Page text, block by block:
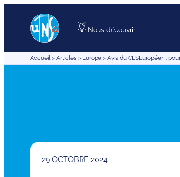
contenu
Nous découvrir
Accueil> Articles> Europe> Avis du CESEuropéen :
29 OCTOBRE 2024